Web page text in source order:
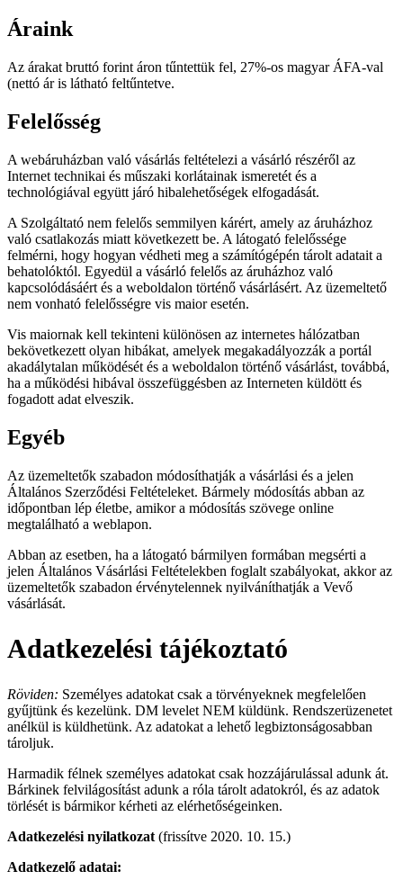
Áraink
Az árakat bruttó forint áron tűntettük fel, 27%-os magyar ÁFA-val
(nettó ár is látható feltűntetve.
Felelősség
A webáruházban való vásárlás feltételezi a vásárló részéről az
Internet technikai és műszaki korlátainak ismeretét és a
technológiával együtt járó hibalehetőségek elfogadását.
A Szolgáltató nem felelős semmilyen kárért, amely az áruházhoz
való csatlakozás miatt következett be. A látogató felelőssége
felmérni, hogy hogyan védheti meg a számítógépén tárolt adatait a
behatolóktól. Egyedül a vásárló felelős az áruházhoz való
kapcsolódásáért és a weboldalon történő vásárlásért. Az üzemeltető
nem vonható felelősségre vis maior esetén.
Vis maiornak kell tekinteni különösen az internetes hálózatban
bekövetkezett olyan hibákat, amelyek megakadályozzák a portál
akadálytalan működését és a weboldalon történő vásárlást, továbbá,
ha a működési hibával összefüggésben az Interneten küldött és
fogadott adat elveszik.
Egyéb
Az üzemeltetők szabadon módosíthatják a vásárlási és a jelen
Általános Szerződési Feltételeket. Bármely módosítás abban az
időpontban lép életbe, amikor a módosítás szövege online
megtalálható a weblapon.
Abban az esetben, ha a látogató bármilyen formában megsérti a
jelen Általános Vásárlási Feltételekben foglalt szabályokat, akkor az
üzemeltetők szabadon érvénytelennek nyilváníthatják a Vevő
vásárlását.
Adatkezelési tájékoztató
Röviden: Személyes adatokat csak a törvényeknek megfelelően
gyűjtünk és kezelünk. DM levelet NEM küldünk. Rendszerüzenetet
anélkül is küldhetünk. Az adatokat a lehető legbiztonságosabban
tároljuk.
Harmadik félnek személyes adatokat csak hozzájárulással adunk át.
Bárkinek felvilágosítást adunk a róla tárolt adatokról, és az adatok
törlését is bármikor kérheti az elérhetőségeinken.
Adatkezelési nyilatkozat (frissítve 2020. 10. 15.)
Adatkezelő adatai: